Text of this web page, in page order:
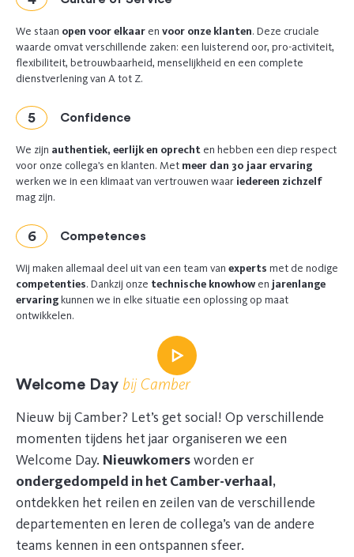
We staan open voor elkaar en voor onze klanten. Deze cruciale
waarde omvat verschillende zaken: een luisterend oor, pro-activiteit,
flexibiliteit, betrouwbaarheid, menselijkheid en een complete
dienstverlening van A tot Z.
Confidence
We zijn authentiek, eerlijk en oprecht en hebben een diep respect
voor onze collega’s en klanten. Met meer dan 30 jaar ervaring
werken we in een klimaat van vertrouwen waar iedereen zichzelf
mag zijn.
Competences
Wij maken allemaal deel uit van een team van experts met de nodige
competenties. Dankzij onze technische knowhow en jarenlange
ervaringkunnen we in elke situatie een oplossing op maat
ontwikkelen.
Welcome Day bij Camber
Nieuw bij Camber? Let’s get social! Op verschillende
momenten tijdens het jaar organiseren we een
Welcome Day. Nieuwkomersworden er
ondergedompeld in het Camber-verhaal,
ontdekken het reilen en zeilen van de verschillende
departementen en leren de collega’s van de andere
teams kennen in een ontspannen sfeer.